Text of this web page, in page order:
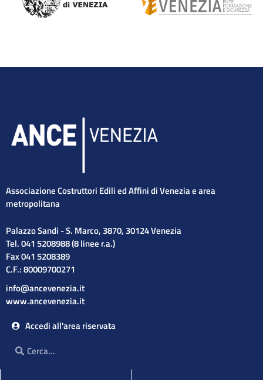
Associazione Costruttori Edili ed Affini di Venezia e area
metropolitana
Palazzo Sandi - S. Marco, 3870, 30124 Venezia
Tel. 041 5208988 (8 linee r.a.)
Fax 041 5208389
C.F.: 80009700271
info@ancevenezia.it
www.ancevenezia.it
Accedi all'area riservata
Cerca